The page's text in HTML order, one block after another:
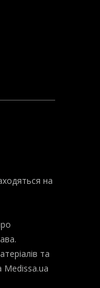
на
та
Medissa.ua